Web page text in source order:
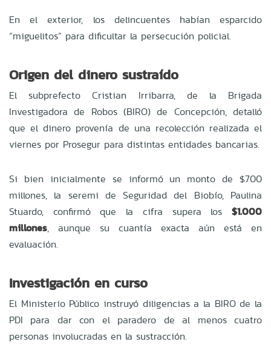
En el exterior, los delincuentes habían esparcido
“miguelitos” para dificultar la persecución policial.
Origen del dinero sustraído
El subprefecto Cristian Irribarra, de la Brigada
Investigadora de Robos (BIRO) de Concepción, detalló
que el dinero provenía de una recolección realizada el
viernes por Prosegur para distintas entidades bancarias.
Si bien inicialmente se informó un monto de $700
millones, la seremi de Seguridad del Biobío, Paulina
Stuardo, confirmó que la cifra supera los $1.000
millones, aunque su cuantía exacta aún está en
evaluación.
Investigación en curso
El Ministerio Público instruyó diligencias a la BIRO de la
PDI para dar con el paradero de al menos cuatro
personas involucradas en la sustracción.